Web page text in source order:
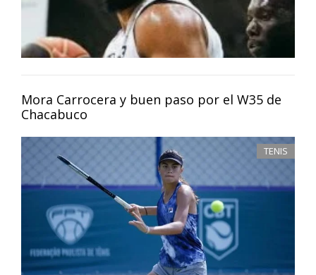
Mora Carrocera y buen paso por el W35 de
Chacabuco
TENIS